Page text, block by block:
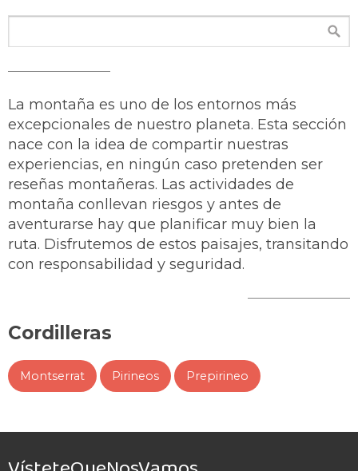
La montaña es uno de los entornos más
excepcionales de nuestro planeta. Esta sección
nace con la idea de compartir nuestras
experiencias, en ningún caso pretenden ser
reseñas montañeras. Las actividades de
montaña conllevan riesgos y antes de
aventurarse hay que planificar muy bien la
ruta. Disfrutemos de estos paisajes, transitando
con responsabilidad y seguridad.
Cordilleras
Montserrat Pirineos Prepirineo